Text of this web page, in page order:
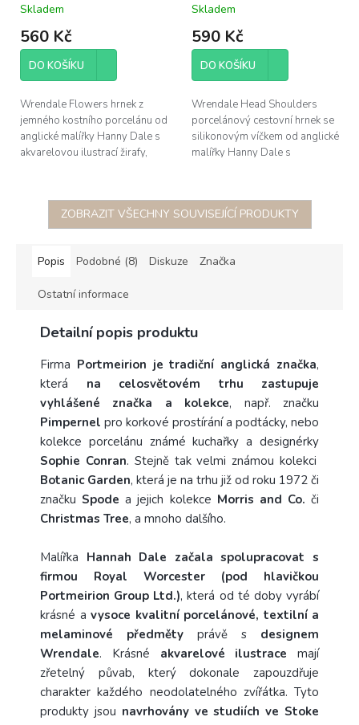
Skladem
560 Kč
DO KOŠÍKU
Wrendale Flowers hrnek z
jemného kostního porcelánu od
anglické malířky Hanny Dale s
akvarelovou ilustrací žirafy,
průměr...
zebrami 0,31l
Skladem
590 Kč
DO KOŠÍKU
Wrendale Head Shoulders
porcelánový cestovní hrnek se
silikonovým víčkem od anglické
malířky Hanny Dale s
ZOBRAZIT VŠECHNY SOUVISEJÍCÍ PRODUKTY
Popis Podobné (8) Diskuze Značka
Ostatní informace
Detailní popis produktu
Firma Portmeirion je tradiční anglická značka,
která na celosvětovém trhu zastupuje
vyhlášené značka a kolekce, např. značku
Pimpernel pro korkové prostírání a podtácky, nebo
kolekce porcelánu známé kuchařky a designérky
Sophie Conran. Stejně tak velmi známou kolekci
Botanic Garden, která je na trhu již od roku 1972 či
značkuSpode a jejich kolekce Morris and Co. či
Christmas Tree, a mnoho dalšího.
Malířka Hannah Dale začala spolupracovat s
firmou Royal Worcester (pod hlavičkou
Portmeirion Group Ltd.), která od té doby vyrábí
krásné a vysoce kvalitní porcelánové, textilní a
melaminové předměty právě s designem
Wrendale. Krásné akvarelové ilustrace mají
zřetelný půvab, který dokonale zapouzdřuje
charakter každého neodolatelného zvířátka. Tyto
produkty jsou navrhovány ve studiích ve Stoke